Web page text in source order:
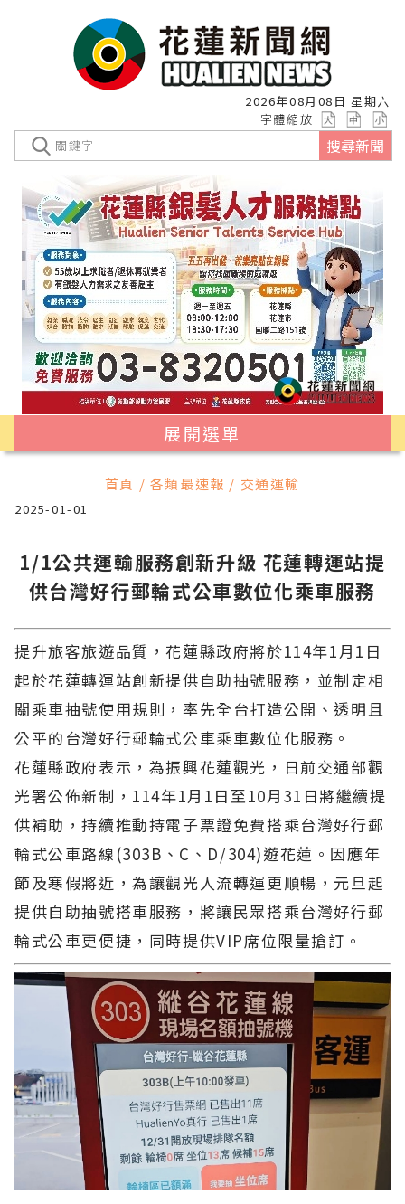
2026年08月08日 星期六
字體縮放
搜尋新聞
展開選單
首頁 / 各類最速報 / 交通運輸
2025-01-01
1/1公共運輸服務創新升級 花蓮轉運站提
供台灣好行郵輪式公車數位化乘車服務
提升旅客旅遊品質，花蓮縣政府將於114年1月1日
起於花蓮轉運站創新提供自助抽號服務，並制定相
關乘車抽號使用規則，率先全台打造公開、透明且
公平的台灣好行郵輪式公車乘車數位化服務。
花蓮縣政府表示，為振興花蓮觀光，日前交通部觀
光署公佈新制，114年1月1日至10月31日將繼續提
供補助，持續推動持電子票證免費搭乘台灣好行郵
輪式公車路線(303B、C、D/304)遊花蓮。因應年
節及寒假將近，為讓觀光人流轉運更順暢，元旦起
提供自助抽號搭車服務，將讓民眾搭乘台灣好行郵
輪式公車更便捷，同時提供VIP席位限量搶訂。